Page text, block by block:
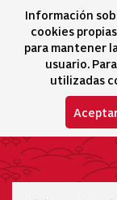
Información
cookies
para mantener
usuario.
utilizadas
Actualidad